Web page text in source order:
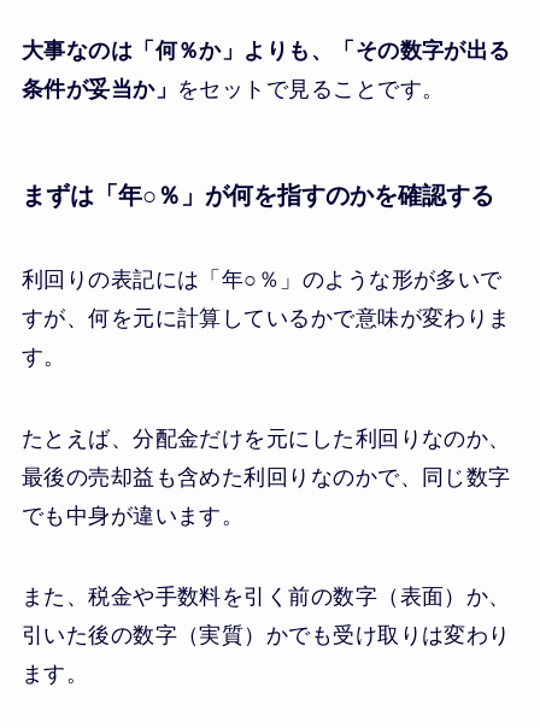
大事なのは「何％か」よりも、「その数字が出る
条件が妥当か」 をセットで見ることです。
まずは「年○％」が何を指すのかを確認する
利回りの表記には「年○％」のような形が多いで
すが、何を元に計算しているかで意味が変わりま
す。
たとえば、分配金だけを元にした利回りなのか、
最後の売却益も含めた利回りなのかで、同じ数字
でも中身が違います。
また、税金や手数料を引く前の数字（表面）か、
引いた後の数字（実質）かでも受け取りは変わり
ます。